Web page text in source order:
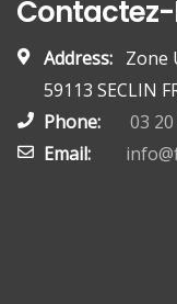
Address: Zone
59113 SECLIN
Phone:
03
Email: